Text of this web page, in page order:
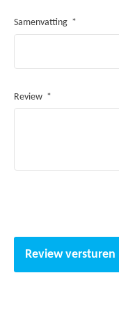
De trampoline
Samenvatting
Review
Review versturen